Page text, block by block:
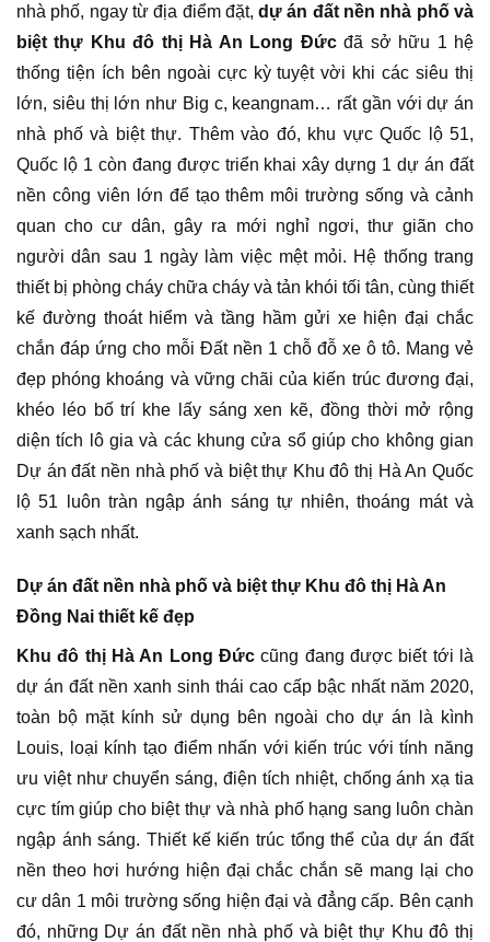
nhà phố, ngay từ địa điểm đặt,dự án đất nền nhà phố và
biệt thự Khu đô thị Hà An Long Đứcđã sở hữu 1 hệ
thống tiện ích bên ngoài cực kỳ tuyệt vời khi các siêu thị
lớn, siêu thị lớn như Big c, keangnam… rất gần với dự án
nhà phố và biệt thự. Thêm vào đó, khu vực Quốc lộ 51,
Quốc lộ 1 còn đang được triển khai xây dựng 1 dự án đất
nền công viên lớn để tạo thêm môi trường sống và cảnh
quan cho cư dân, gây ra mới nghỉ ngơi, thư giãn cho
người dân sau 1 ngày làm việc mệt mỏi. Hệ thống trang
thiết bị phòng cháy chữa cháy và tản khói tối tân, cùng thiết
kế đường thoát hiểm và tầng hầm gửi xe hiện đại chắc
chắn đáp ứng cho mỗi Đất nền 1 chỗ đỗ xe ô tô. Mang vẻ
đẹp phóng khoáng và vững chãi của kiến trúc đương đại,
khéo léo bố trí khe lấy sáng xen kẽ, đồng thời mở rộng
diện tích lô gia và các khung cửa sổ giúp cho không gian
Dự án đất nền nhà phố và biệt thự Khu đô thị Hà An Quốc
lộ 51 luôn tràn ngập ánh sáng tự nhiên, thoáng mát và
xanh sạch nhất.
Dự án đất nền nhà phố và biệt thự Khu đô thị Hà An
Đồng Nai thiết kế đẹp
Khu đô thị Hà An Long Đức cũng đang được biết tới là
dự án đất nền xanh sinh thái cao cấp bậc nhất năm 2020,
toàn bộ mặt kính sử dụng bên ngoài cho dự án là kình
Louis, loại kính tạo điểm nhấn với kiến trúc với tính năng
ưu việt như chuyển sáng, điện tích nhiệt, chống ánh xạ tia
cực tím giúp cho biệt thự và nhà phố hạng sang luôn chàn
ngập ánh sáng. Thiết kế kiến trúc tổng thể của dự án đất
nền theo hơi hướng hiện đại chắc chắn sẽ mang lại cho
cư dân 1 môi trường sống hiện đại và đẳng cấp. Bên cạnh
đó, những Dự án đất nền nhà phố và biệt thự Khu đô thị